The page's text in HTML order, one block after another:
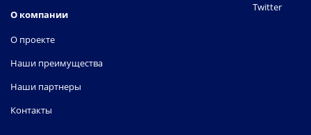
О компании
О проекте
Наши преимущества
Наши партнеры
Контакты
Twitter